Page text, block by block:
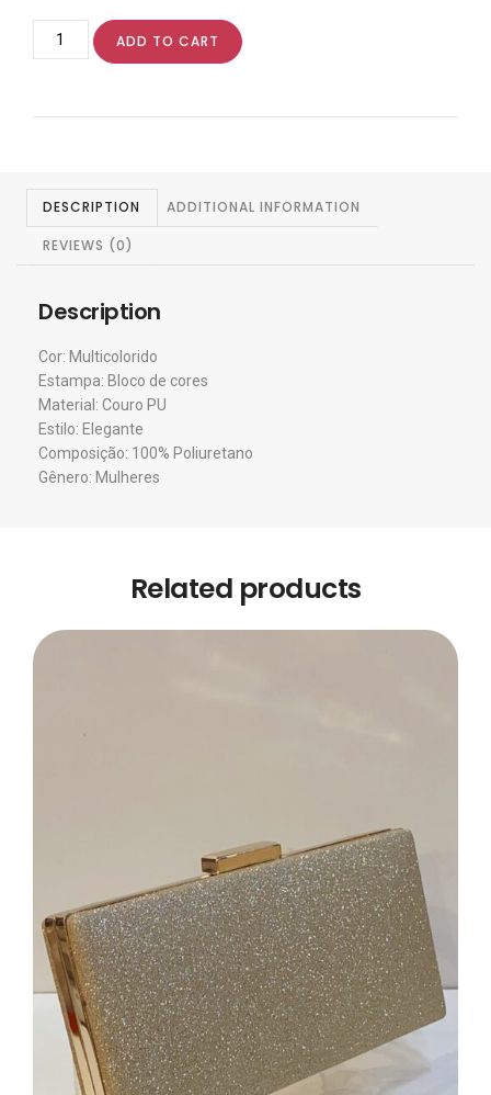
ADD TO CART
DESCRIPTION ADDITIONAL INFORMATION
REVIEWS (0)
Description
Cor: Multicolorido
Estampa: Bloco de cores
Material: Couro PU
Estilo: Elegante
Composição: 100% Poliuretano
Gênero: Mulheres
Related products